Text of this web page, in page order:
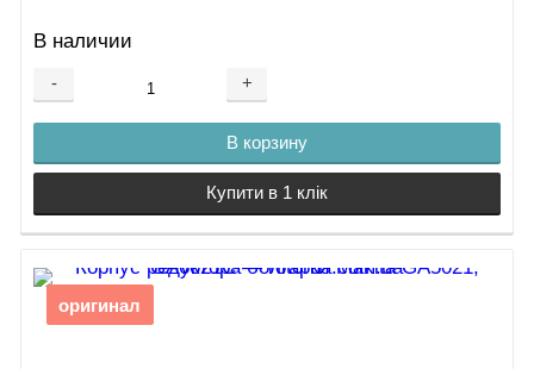
В наличии
- +
В корзину
Купити в 1 клік
оригинал